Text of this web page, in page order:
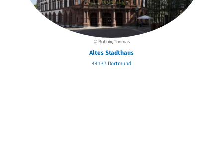
© Robbin, Thomas
Altes Stadthaus
44137 Dortmund